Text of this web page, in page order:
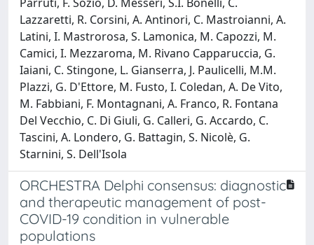
Lazzaretti, R. Corsini, A. Antinori, C. Mastroianni, A.
Latini, I. Mastrorosa, S. Lamonica, M. Capozzi, M.
Camici, I. Mezzaroma, M. Rivano Capparuccia, G.
Iaiani, C. Stingone, L. Gianserra, J. Paulicelli, M.M.
Plazzi, G. D'Ettore, M. Fusto, I. Coledan, A. De Vito,
M. Fabbiani, F. Montagnani, A. Franco, R. Fontana
Del Vecchio, C. Di Giuli, G. Calleri, G. Accardo, C.
Tascini, A. Londero, G. Battagin, S. Nicolè, G.
Starnini, S. Dell'Isola
ORCHESTRA Delphi consensus: diagnostic
and therapeutic management of post-
COVID-19 condition in vulnerable
populations